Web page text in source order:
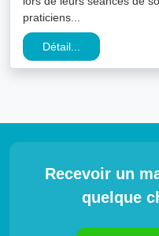
praticiens...
Détail...
Recevoir un
quelque